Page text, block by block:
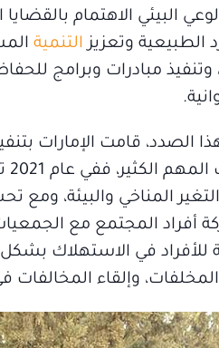
البيئي الاهتمام
الطبيعية وتعزيز التنمية
وتنفيذ مبادرات وبرامج
الصدد، قامت الإمارات
أفراد المجتمع مع
للأفراد في الاستهلاك
المخلفات، وإلقاء المخالفات